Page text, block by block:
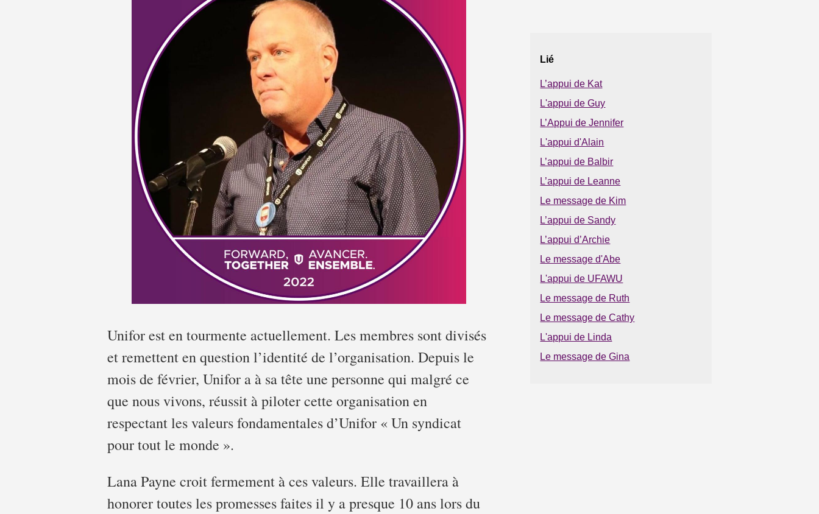
Unifor est en tourmente actuellement. Les membres sont divisés
et remettent en question l’identité de l’organisation. Depuis le
mois de février, Unifor a à sa tête une personne qui malgré ce
que nous vivons, réussit à piloter cette organisation en
respectant les valeurs fondamentales d’Unifor « Un syndicat
pour tout le monde ».
Lana Payne croit fermement à ces valeurs. Elle travaillera à
honorer toutes les promesses faites il y a presque 10 ans lors du
Lié
L’appui de Kat
L'appui de Guy
L’Appui de Jennifer
L'appui d'Alain
L’appui de Balbir
L’appui de Leanne
Le message de Kim
L’appui de Sandy
L’appui d’Archie
Le message d'Abe
L'appui de UFAWU
Le message de Ruth
Le message de Cathy
L'appui de Linda
Le message de Gina